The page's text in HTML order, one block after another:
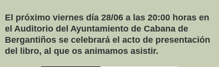
El próximo viernes día 28/06 a las 20:00 horas en
el Auditorio del Ayuntamiento de Cabana de
Bergantiños se celebrará el acto de presentación
del libro, al que os animamos asistir.